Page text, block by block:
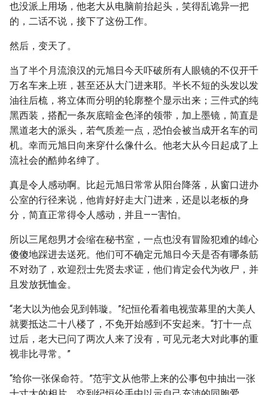
也没派上用场，他老大从电脑前抬起头，笑得乱诡异一把
的，二话不说，接下了这份工作。
然后，变天了。
当了半个月流浪汉的元旭日今天吓破所有人眼镜的不仅开千
万名车来上班，甚至还从大门进来耶。半长不短的头发以发
油往后梳，将立体而分明的轮廓整个显示出来；三件式的纯
黑西装，搭配一条灰底暗金色泽的领带，加上墨镜，简直是
黑道老大的派头，若气质差一点，恐怕会被当成开名车的司
机。幸而元旭日向来穿什么像什么。他老大从今日起成了上
流社会的酷帅名绅了。
真是令人感动啊。比起元旭日常常从阳台降落，从窗口进办
公室的行径来说，他肯好好走大门进来，还是以老板的身
分，简直正常得令人感动，并且——害怕。
所以三尾怨男才会缩在秘书室，一点也没有冒险犯难的雄心
傻傻地踩进去送死。他们可不确定元旭日今天是否有哪条筋
不对劲了，欢迎烈士先贤去求证，他们肯定会代为收尸，并
且发放抚恤金。
“老大以为他会见到韩璇。”纪恒伦看着电视萤幕里的大美人
就要抵达二十八楼了，不免开始感到不安起来。“打十一点
过后，老大已问了两次人来了没有，可见元老大对此事的重
视非比寻常。”
“给你一张保命符。”范宇文从他带上来的公事包中抽出一张